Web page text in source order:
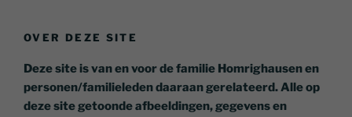
OVER DEZE SITE
Deze site is van en voor de familie Homrighausen en
personen/familieleden daaraan gerelateerd. Alle op
deze site getoonde afbeeldingen, gegevens en